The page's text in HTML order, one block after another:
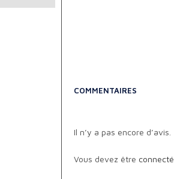
COMMENTAIRES
Il n’y a pas encore d’avis.
Vous devez être connecté